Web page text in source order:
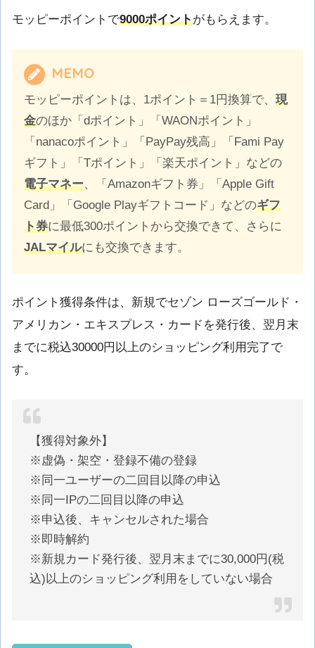
モッピーポイントで9000ポイントがもらえます。
MEMO
モッピーポイントは、1ポイント＝1円換算で、 現
金のほか「dポイント」「WAONポイント」
「nanacoポイント」「PayPay残高」「Fami Pay
ギフト」「Tポイント」「楽天ポイント」などの
電子マネー、「Amazonギフト券」「Apple Gift
Card」「Google Playギフトコード」などのギフ
ト券に最低300ポイントから交換できて、さらに
JALマイルにも交換できます。
ポイント獲得条件は、新規でセゾン ローズゴールド・
アメリカン・エキスプレス・カードを発行後、翌月末
までに税込30000円以上のショッピング利用完了で
す。
【獲得対象外】
※虚偽・架空・登録不備の登録
※同一ユーザーの二回目以降の申込
※同一IPの二回目以降の申込
※申込後、キャンセルされた場合
※即時解約
※新規カード発行後、翌月末までに30,000円(税
込)以上のショッピング利用をしていない場合